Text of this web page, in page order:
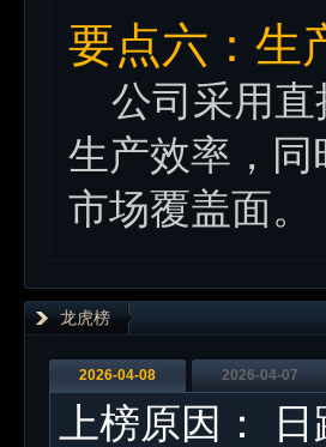
要点六：生
公司采用直
生产效率，
市场覆盖面。
龙虎榜
2026-04-08 2026-04-07
上榜原因：